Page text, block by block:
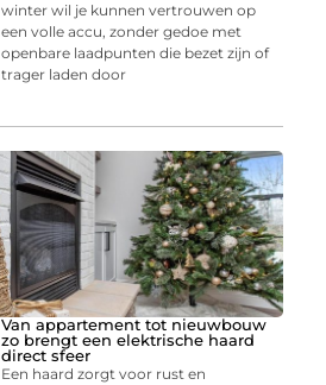
winter wil je kunnen vertrouwen op
een volle accu, zonder gedoe met
openbare laadpunten die bezet zijn of
trager laden door
Van appartement tot nieuwbouw
zo brengt een elektrische haard
direct sfeer
Een haard zorgt voor rust en